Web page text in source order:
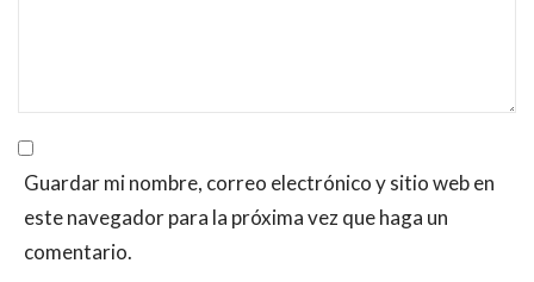
Guardar mi nombre, correo electrónico y sitio web en
este navegador para la próxima vez que haga un
comentario.